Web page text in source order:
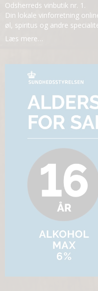
Odsherreds vinbutik nr. 1.
Din lokale vinforretning
øl, spiritus og andre
Læs mere…